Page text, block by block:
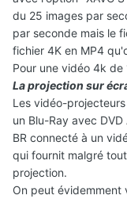
du 25 images par
par seconde mais le
fichier 4K en MP4
Pour une vidéo 4k
La projection sur
Les vidéo-
un Blu-Ray avec
BR connecté à un
qui fournit malgré
projection.
On peut évidemment